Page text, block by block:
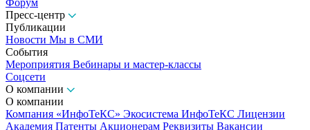
Форум
Пресс-центр
Публикации
Новости Мы в СМИ
События
Мероприятия Вебинары и мастер-классы
Соцсети
О компании
О компании
Компания «ИнфоТеКС» Экосистема ИнфоТеКС Лицензии
Академия Патенты Акционерам Реквизиты Вакансии